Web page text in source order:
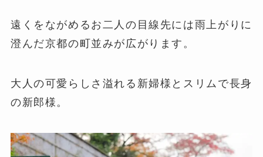
遠くをながめるお二人の目線先には雨上がりに
澄んだ京都の町並みが広がります。
大人の可愛らしさ溢れる新婦様とスリムで長身
の新郎様。